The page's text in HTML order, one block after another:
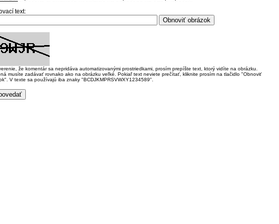
text:
že komentár sa nepridáva automatizovanými prostriedkami, prosím prepíšte text, ktorý vidíte na obrázku.
musíte zadávať rovnako ako na obrázku veľké. Pokiaľ text neviete prečítať, kliknite prosím na tlačidlo "Obnoviť
V texte sa používajú iba znaky "BCDJKMPRSVWXY1234589".